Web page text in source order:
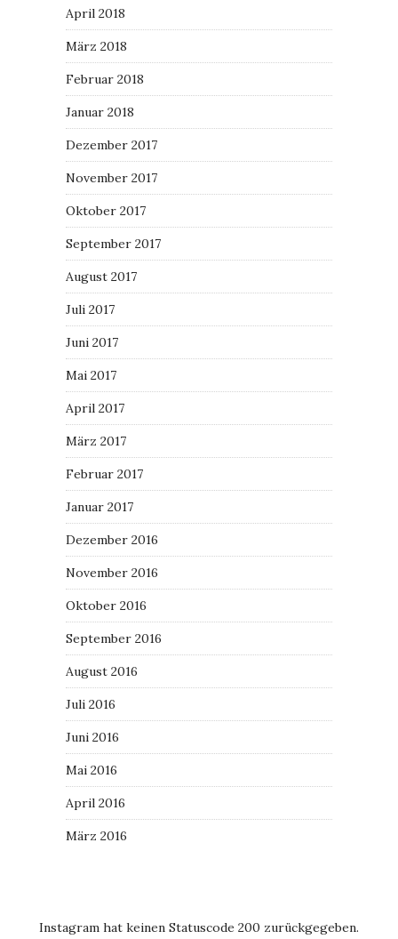
April 2018
März 2018
Februar 2018
Januar 2018
Dezember 2017
November 2017
Oktober 2017
September 2017
August 2017
Juli 2017
Juni 2017
Mai 2017
April 2017
März 2017
Februar 2017
Januar 2017
Dezember 2016
November 2016
Oktober 2016
September 2016
August 2016
Juli 2016
Juni 2016
Mai 2016
April 2016
März 2016
Instagram hat keinen Statuscode 200 zurückgegeben.